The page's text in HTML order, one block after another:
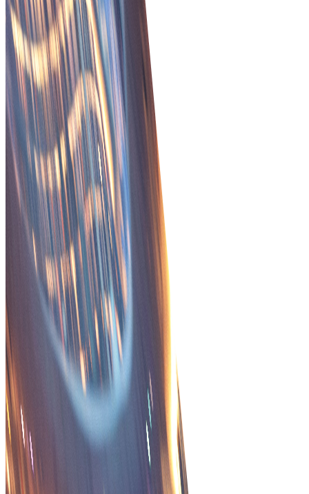
Veilig transactiebeheer
Verbeter de veiligheid en efficiëntie van bestellingen
functies voor realtime tracering en fraudepreventie.
Aan de slag
Tradeics levert echte
bedrijfsresultaten, niet
alleen features!
Bezoek de MarketPlace
Gestroomlijnde processen
Vereenvoudig orderbeheer met geautomatiseerde
workflows die handmatige taken verminderen en de